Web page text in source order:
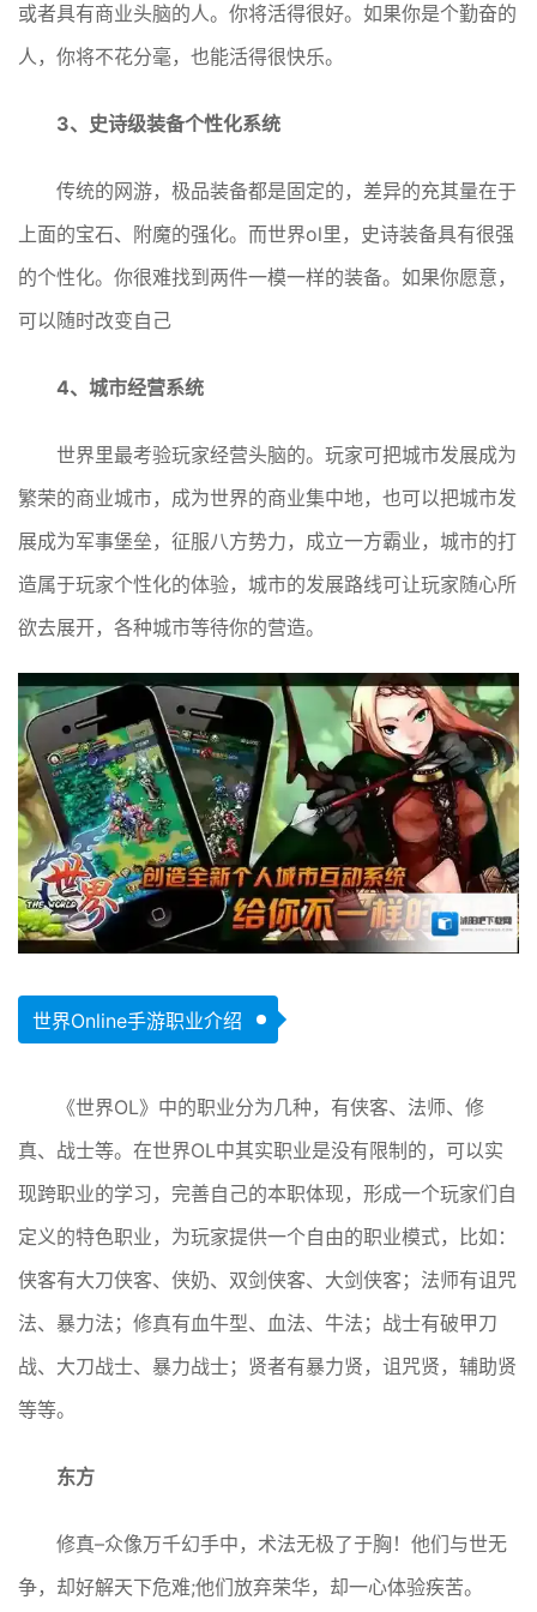
或者具有商业头脑的人。你将活得很好。如果你是个勤奋的
人，你将不花分毫，也能活得很快乐。
3、史诗级装备个性化系统
传统的网游，极品装备都是固定的，差异的充其量在于
上面的宝石、附魔的强化。而世界ol里，史诗装备具有很强
的个性化。你很难找到两件一模一样的装备。如果你愿意，
可以随时改变自己
4、城市经营系统
世界里最考验玩家经营头脑的。玩家可把城市发展成为
繁荣的商业城市，成为世界的商业集中地，也可以把城市发
展成为军事堡垒，征服八方势力，成立一方霸业，城市的打
造属于玩家个性化的体验，城市的发展路线可让玩家随心所
欲去展开，各种城市等待你的营造。
世界Online手游职业介绍
《世界OL》中的职业分为几种，有侠客、法师、修
真、战士等。在世界OL中其实职业是没有限制的，可以实
现跨职业的学习，完善自己的本职体现，形成一个玩家们自
定义的特色职业，为玩家提供一个自由的职业模式，比如：
侠客有大刀侠客、侠奶、双剑侠客、大剑侠客；法师有诅咒
法、暴力法；修真有血牛型、血法、牛法；战士有破甲刀
战、大刀战士、暴力战士；贤者有暴力贤，诅咒贤，辅助贤
等等。
东方
修真–众像万千幻手中，术法无极了于胸！他们与世无
争，却好解天下危难;他们放弃荣华，却一心体验疾苦。